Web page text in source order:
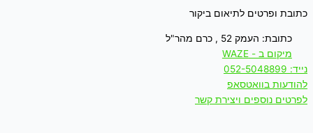
כתובת ופרטים לתיאום ביקור
כתובת: העמק 52 , כרם מהר"ל
מיקום ב - WAZE
נייד: 052-5048899
להודעות בוואטסאפ
לפרטים נוספים ויצירת קשר